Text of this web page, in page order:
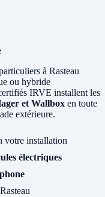
à Rasteau
ou hybride
IRVE installent les
et Wallbox en toute
extérieure.
votre installation
électriques